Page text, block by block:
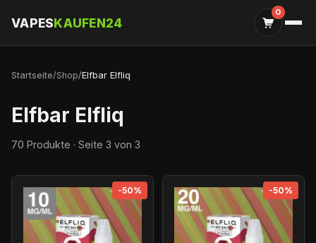
VAPESKAUFEN24
0
Startseite/Shop/Elfbar Elfliq
Elfbar Elfliq
70 Produkte · Seite 3 von 3
-50% -50%